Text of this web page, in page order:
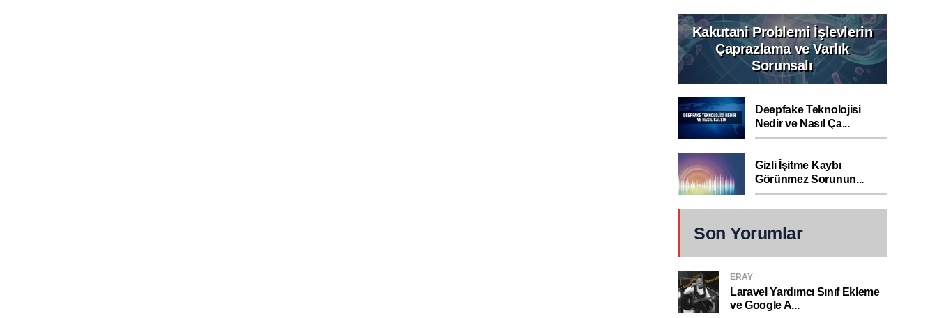
Kakutani Problemi İşlevlerin
Çaprazlama ve Varlık
Sorunsalı
Deepfake Teknolojisi
Nedir ve Nasıl Ça...
Gizli İşitme Kaybı
Görünmez Sorunun...
Son Yorumlar
ERAY
Laravel Yardımcı Sınıf Ekleme
ve Google A...